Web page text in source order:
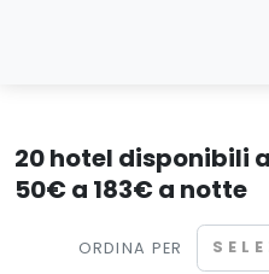
20 hotel disponibili
50€ a 183€ a notte
ORDINA PER